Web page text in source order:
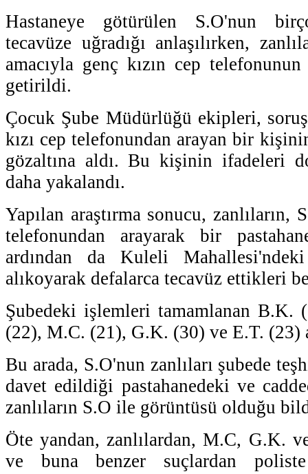
Hastaneye götürülen S.O'nun
tecavüze uğradığı anlaşılırken,
amacıyla genç kızın cep
getirildi.
Çocuk Şube Müdürlüğü ekipleri,
kızı cep telefonundan arayan bir
gözaltına aldı. Bu kişinin ifadeleri
daha yakalandı.
Yapılan araştırma sonucu, zanlıların,
telefonundan arayarak bir
ardından da Kuleli
alıkoyarak defalarca tecavüz ettikleri
Şubedeki işlemleri tamamlanan B.K.
(22), M.C. (21), G.K. (30) ve E.T.
Bu arada, S.O'nun zanlıları şubede
davet edildiği pastahanedeki ve
zanlıların S.O ile görüntüsü olduğu
Öte yandan, zanlılardan, M.C, G.K.
ve buna benzer suçlardan